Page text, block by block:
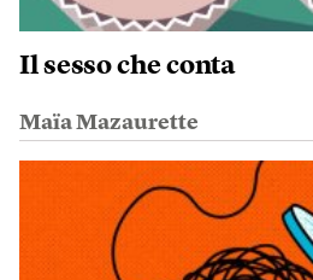
Il sesso che conta
Maïa Mazaurette